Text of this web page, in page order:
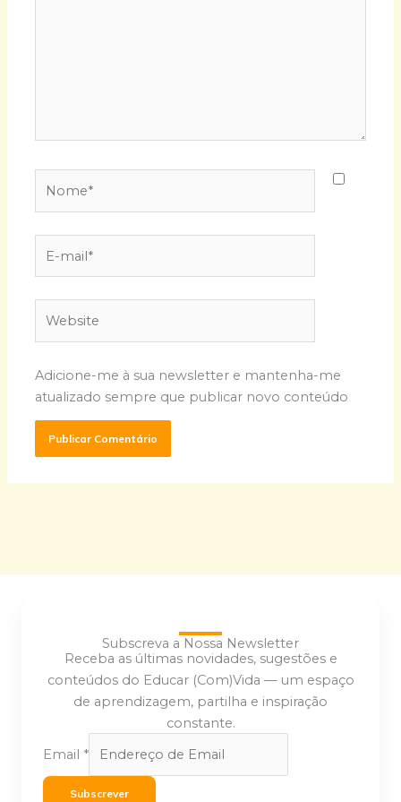
mail*
Adicione-me à sua newsletter e mantenha-me
atualizado sempre que publicar novo conteúdo
Subscreva a Nossa Newsletter
Receba as últimas novidades, sugestões e
conteúdos do Educar (Com)Vida — um espaço
de aprendizagem, partilha e inspiração
constante.
Email *
Subscrever